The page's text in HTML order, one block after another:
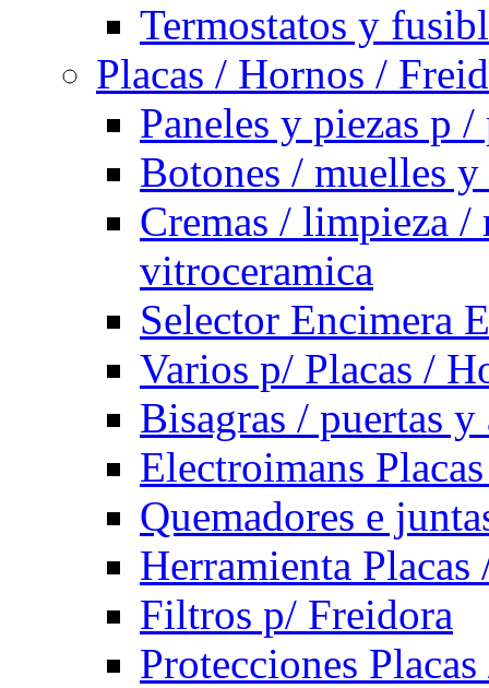
Termostatos y
Placas / Hornos /
Paneles y piezas p
Botones / muelles
Cremas / limpieza /
vitroceramica
Selector Encimera
Varios p/ Placas /
Bisagras / puertas y
Electroimans
Quemadores e
Herramienta
Filtros p/ Freidora
Protecciones